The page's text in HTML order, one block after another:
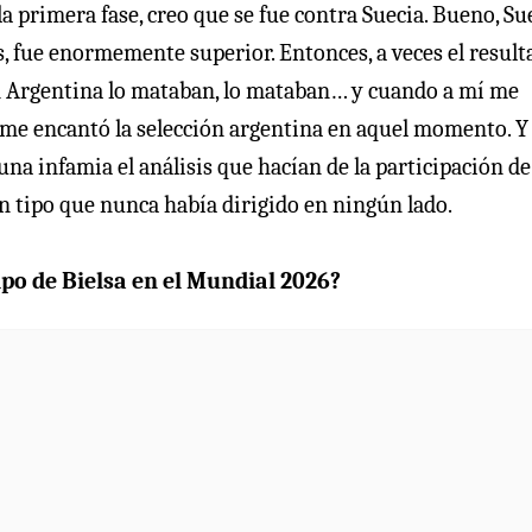
fase, creo que se fue contra Suecia. Bueno,
fue enormemente superior. Entonces, a veces el
lo mataban, lo mataban… y cuando a mí me
encantó la selección argentina en aquel momento. Y
infamia el análisis que hacían de la participación de
tipo que nunca había dirigido en ningún lado.
de Bielsa en el Mundial 2026?